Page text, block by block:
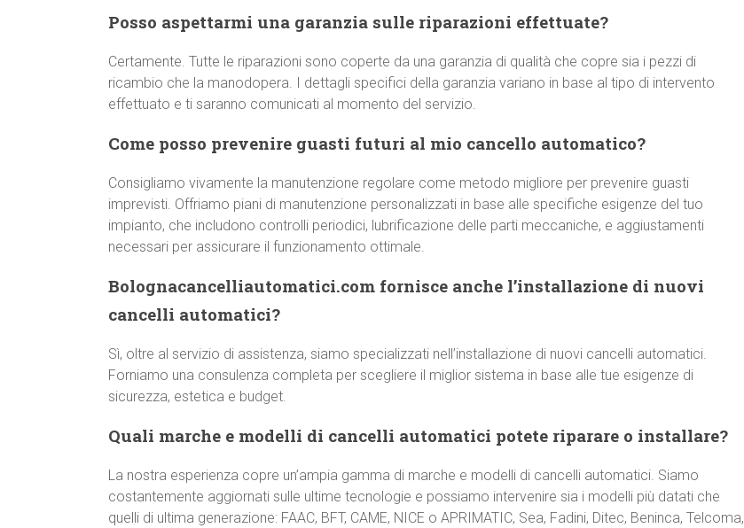
Posso aspettarmi una garanzia sulle riparazioni effettuate?
Certamente. Tutte le riparazioni sono coperte da una garanzia di qualità che copre sia i pezzi di
ricambio che la manodopera. I dettagli specifici della garanzia variano in base al tipo di intervento
effettuato e ti saranno comunicati al momento del servizio.
Come posso prevenire guasti futuri al mio cancello automatico?
Consigliamo vivamente la manutenzione regolare come metodo migliore per prevenire guasti
imprevisti. Offriamo piani di manutenzione personalizzati in base alle specifiche esigenze del tuo
impianto, che includono controlli periodici, lubrificazione delle parti meccaniche, e aggiustamenti
necessari per assicurare il funzionamento ottimale.
Bolognacancelliautomatici.com fornisce anche l’installazione di nuovi
cancelli automatici?
Sì, oltre al servizio di assistenza, siamo specializzati nell’installazione di nuovi cancelli automatici.
Forniamo una consulenza completa per scegliere il miglior sistema in base alle tue esigenze di
sicurezza, estetica e budget.
Quali marche e modelli di cancelli automatici potete riparare o installare?
La nostra esperienza copre un’ampia gamma di marche e modelli di cancelli automatici. Siamo
costantemente aggiornati sulle ultime tecnologie e possiamo intervenire sia i modelli più datati che
quelli di ultima generazione: FAAC, BFT, CAME, NICE o APRIMATIC, Sea, Fadini, Ditec, Beninca, Telcoma,